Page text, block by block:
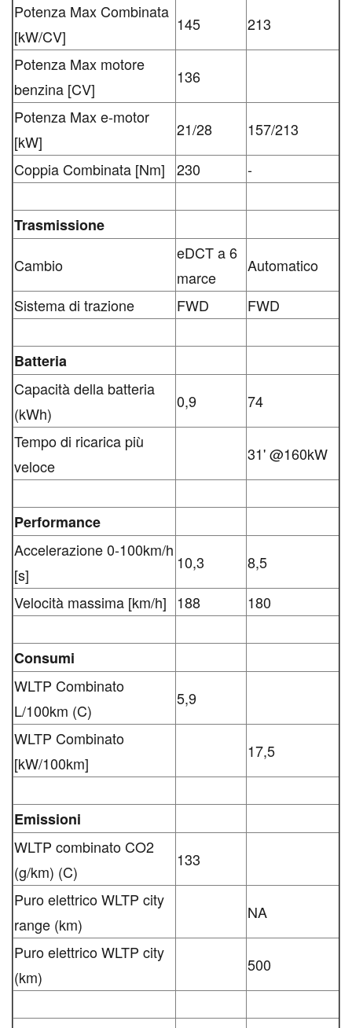
Potenza Max Combinata
[kW/CV]
145
213
Potenza Max motore
benzina [CV]
136
Potenza Max e-motor
[kW]
21/28
157/213
Coppia Combinata [Nm]
230 -
Trasmissione
Cambio
eDCT a 6
marce
Automatico
Sistema di trazione
FWD FWD
Batteria
Capacità della batteria
(kWh)
0,9
74
Tempo di ricarica più
veloce
31' @160kW
Performance
Accelerazione 0-100km/h
[s]
10,3
8,5
Velocità massima [km/h] 188 180
Consumi
WLTP Combinato
L/100km (C)
5,9
WLTP Combinato
[kW/100km]
17,5
Emissioni
WLTP combinato CO2
(g/km) (C)
133
Puro elettrico WLTP city
range (km)
NA
Puro elettrico WLTP city
(km)
500